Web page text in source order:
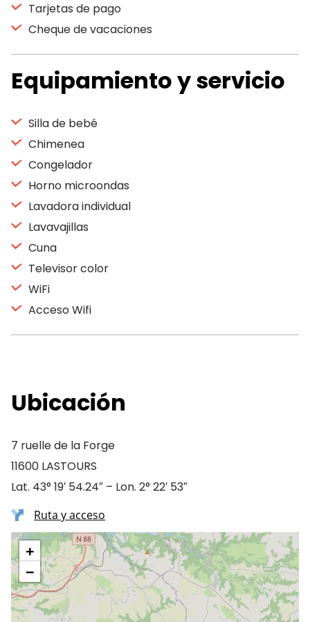
Tarjetas de pago
Cheque de vacaciones
Equipamiento y servicio
Silla de bebé
Chimenea
Congelador
Horno microondas
Lavadora individual
Lavavajillas
Cuna
Televisor color
WiFi
Acceso Wifi
Ubicación
7 ruelle de la Forge
11600 LASTOURS
Lat. 43° 19′ 54.24″ – Lon. 2° 22′ 53″
Ruta y acceso
+
−